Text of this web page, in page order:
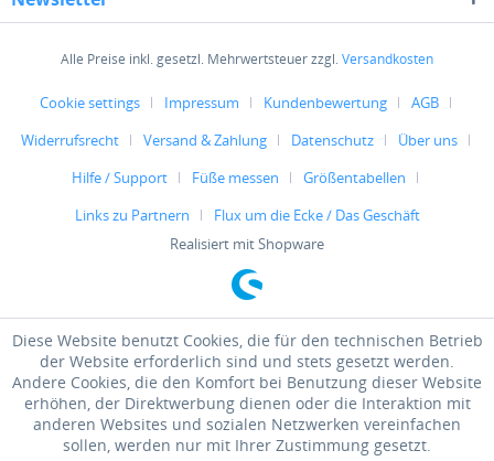
Alle Preise inkl. gesetzl. Mehrwertsteuer zzgl.Versandkosten
Cookie settings Impressum Kundenbewertung
AGB
Widerrufsrecht
Versand & Zahlung Datenschutz
Über uns
Hilfe / Support
Füße messen
Größentabellen
Links zu Partnern
Flux um die Ecke / Das Geschäft
Realisiert mit Shopware
Diese Website benutzt Cookies, die für den technischen Betrieb
der Website erforderlich sind und stets gesetzt werden.
Andere Cookies, die den Komfort bei Benutzung dieser Website
erhöhen, der Direktwerbung dienen oder die Interaktion mit
anderen Websites und sozialen Netzwerken vereinfachen
sollen, werden nur mit Ihrer Zustimmung gesetzt.